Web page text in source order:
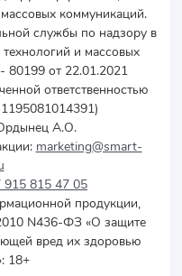
коммуникаций.
службы по надзору в
и массовых
от 22.01.2021
ответственностью
А.О.
marketing@smart-
915 815 47 05
продукции,
N436-ФЗ «О защите
вред их здоровью
18+